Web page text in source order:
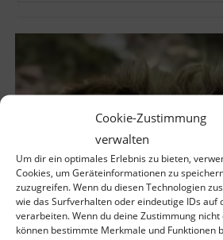
Cookie-Zustimmung
verwalten
Um dir ein optimales Erlebnis zu bieten,
Cookies, um Geräteinformationen zu
zuzugreifen. Wenn du diesen Technologien
wie das Surfverhalten oder eindeutige IDs auf
verarbeiten. Wenn du deine Zustimmung
können bestimmte Merkmale und Funktionen